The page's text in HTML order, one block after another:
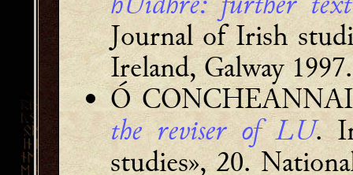
Journal of Irish
Ireland, Galway 1997.
Ó
the reviser of LU.
studies», 20.